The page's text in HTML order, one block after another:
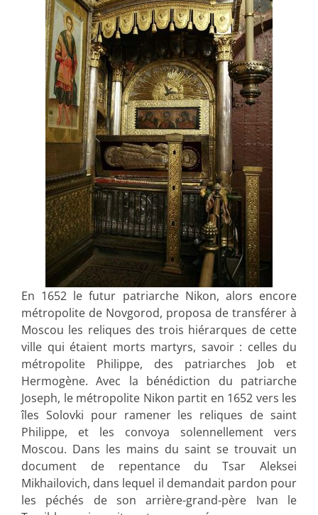
En 1652 le futur patriarche Nikon, alors encore
métropolite de Novgorod, proposa de transférer à
Moscou les reliques des trois hiérarques de cette
ville qui étaient morts martyrs, savoir : celles du
métropolite Philippe, des patriarches Job et
Hermogène. Avec la bénédiction du patriarche
Joseph, le métropolite Nikon partit en 1652 vers les
îles Solovki pour ramener les reliques de saint
Philippe, et les convoya solennellement vers
Moscou. Dans les mains du saint se trouvait un
document de repentance du Tsar Aleksei
Mikhailovich, dans lequel il demandait pardon pour
les péchés de son arrière-grand-père Ivan le